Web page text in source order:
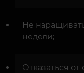
Не
недели;
Отказаться